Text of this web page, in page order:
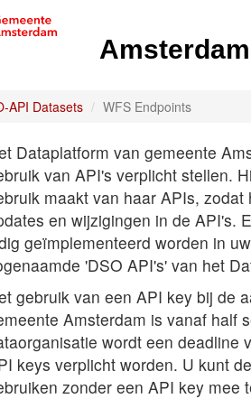
API Datasets WFS Endpoints
Dataplatform van gemeente
van API's verplicht stellen.
maakt van haar APIs,
en wijzigingen in de API's.
geïmplementeerd worden in
'DSO API's' van het
gebruik van een API key bij de
Amsterdam is vanaf half
wordt een deadline
keys verplicht worden. U kunt
zonder een API key mee